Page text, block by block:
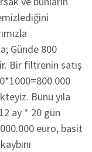
Günde 800
Bir filtrenin satış
Bunu yıla
ay * 20 gün
euro, basit